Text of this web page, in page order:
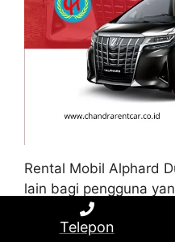
Rental Mobil Alphard
lain bagi pengguna
kemewahan dan
di Duren Tiga. Toyota
Telepon